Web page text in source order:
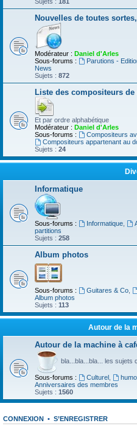
Nouvelles de toutes
Modérateur : Daniel d'Arles
Sous-forums :
Parutions -
News
Sujets : 872
Liste des compositeurs
Et par ordre alphabétique
Modérateur : Daniel d'Arles
Sous-forums :
Compositeurs
Compositeurs appartenant au
Sujets : 24
Informatique
Sous-forums : Informatique,
partitions
Sujets : 258
Album photos
Sous-forums : Guitares & Co,
Album photos
Sujets : 113
Autour de la
Autour de la machine à
bla...bla...bla... les sujets
Sous-forums : Culturel,
Anniversaires des membres
Sujets : 1560
CONNEXION • S’ENREGISTRER